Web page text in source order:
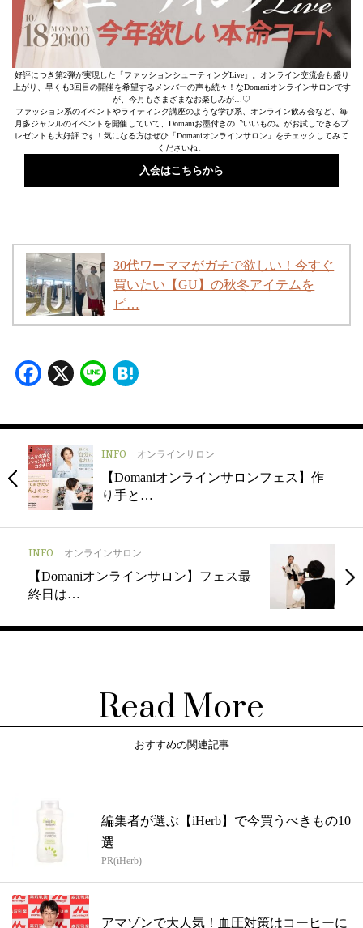
好評につき第2弾が実現した「ファッションシューティングLive」。オンライン交流会も盛り
上がり、早くも3回目の開催を希望するメンバーの声も続々！なDomaniオンラインサロンです
が、今月もさまざまなお楽しみが…♡
ファッション系のイベントやライティング講座のような学び系、オンライン飲み会など、毎
月多ジャンルのイベントを開催していて、Domaniお墨付きの〝いいもの〟がお試しできるプ
レゼントも大好評です！気になる方はぜひ「Domaniオンラインサロン」をチェックしてみて
くださいね。
入会はこちらから
30代ワーママがガチで欲しい！今すぐ
買いたい【GU】の秋冬アイテムを
ピ…
Facebook
X Line
INFO オンラインサロン
【Domaniオンラインサロンフェス】作
り手と…
INFO オンラインサロン
【Domaniオンラインサロン】フェス最
終日は…
Read More
おすすめの関連記事
編集者が選ぶ【iHerb】で今買うべきもの10
選
PR(iHerb)
アマゾンで大人気！血圧対策はコーヒーに